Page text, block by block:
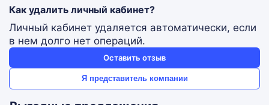
Как удалить личный кабинет?
Личный кабинет удаляется автоматически, если
в нем долго нет операций.
Оставить отзыв
Я представитель компании